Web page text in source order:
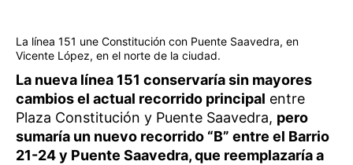
La línea 151 une Constitución con Puente Saavedra, en
Vicente López, en el norte de la ciudad.
La nueva línea 151 conservaría sin mayores
cambios el actual recorrido principal entre
Plaza Constitución y Puente Saavedra, pero
sumaría un nuevo recorrido “B” entre el Barrio
21-24 y Puente Saavedra, que reemplazaría a